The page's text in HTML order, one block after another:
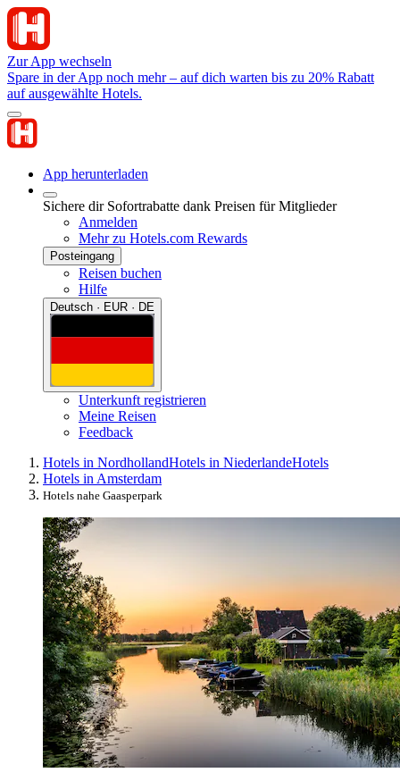
Zur App wechseln
Spare in der App noch mehr – auf dich warten bis zu 20% Rabatt
auf ausgewählte Hotels.
App herunterladen
Sichere dir Sofortrabatte dank Preisen für Mitglieder
Anmelden
Mehr zu Hotels.com Rewards
Posteingang
Reisen buchen
Hilfe
Deutsch · EUR · DE
Unterkunft registrieren
Meine Reisen
Feedback
Hotels in NordhollandHotels in NiederlandeHotels
Hotels in Amsterdam
Hotels nahe Gaasperpark